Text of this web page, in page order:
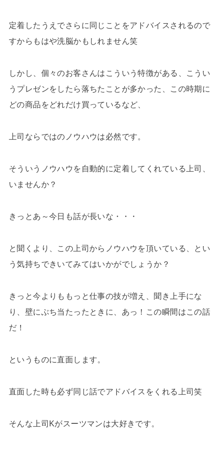
定着したうえでさらに同じことをアドバイスされるので
すからもはや洗脳かもしれません笑
しかし、個々のお客さんはこういう特徴がある、こうい
うプレゼンをしたら落ちたことが多かった、この時期に
どの商品をどれだけ買っているなど、
上司ならではのノウハウは必然です。
そういうノウハウを自動的に定着してくれている上司、
いませんか？
きっとあ～今日も話が長いな・・・
と聞くより、この上司からノウハウを頂いている、とい
う気持ちできいてみてはいかがでしょうか？
きっと今よりももっと仕事の技が増え、聞き上手にな
り、壁にぶち当たったときに、あっ！この瞬間はこの話
だ！
というものに直面します。
直面した時も必ず同じ話でアドバイスをくれる上司笑
そんな上司Kがスーツマンは大好きです。